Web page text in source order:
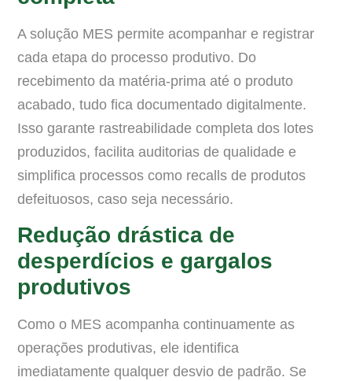
A solução MES permite acompanhar e registrar
cada etapa do processo produtivo. Do
recebimento da matéria-prima até o produto
acabado, tudo fica documentado digitalmente.
Isso garante rastreabilidade completa dos lotes
produzidos, facilita auditorias de qualidade e
simplifica processos como recalls de produtos
defeituosos, caso seja necessário.
Redução drástica de
desperdícios e gargalos
produtivos
Como o MES acompanha continuamente as
operações produtivas, ele identifica
imediatamente qualquer desvio de padrão. Se